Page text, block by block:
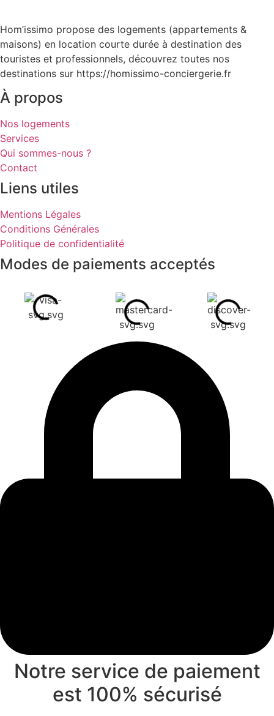
Hom’issimo propose des logements (appartements &
maisons) en location courte durée à destination des
touristes et professionnels, découvrez toutes nos
destinations sur https://homissimo-conciergerie.fr
À propos
Nos logements
Services
Qui sommes-nous ?
Contact
Liens utiles
Mentions Légales
Conditions Générales
Politique de confidentialité
Modes de paiements acceptés
Notre service de paiement
est 100% sécurisé